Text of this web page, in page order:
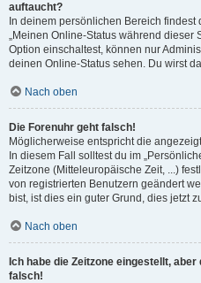
auftaucht?
In deinem persönlichen Bereich
„Meinen Online-Status während dieser
Option einschaltest, können nur
deinen Online-Status sehen. Du wirst
Nach oben
Die Forenuhr geht falsch!
Möglicherweise entspricht die
In diesem Fall solltest du im
Zeitzone (Mitteleuropäische Zeit, ...)
von registrierten Benutzern geändert
bist, ist dies ein guter Grund, dies jetzt
Nach oben
Ich habe die Zeitzone eingestellt,
falsch!